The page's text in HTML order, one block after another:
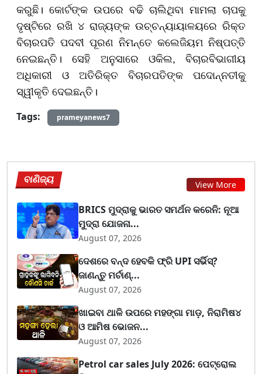
କରୁଛି। କୋର୍ଟଙ୍କ ଉପରେ ବଢି ଚାଲିଥିବା ମାମଲା ଚାପକୁ
ଦୃଷ୍ଟିରେ ରଖି ୪ ରାଜ୍ୟଙ୍କ ଉଚ୍ଚନ୍ୟାୟାଳୟରେ ରିକ୍ତ
ବିଚାରପତି ପଦବୀ ପୂରଣ ନିମନ୍ତେ କଲେଜିୟମ ନିଷ୍ପତ୍ତି
ନେଇଛନ୍ତି। ସେହି ଅନୁସାରେ ଓକିଲ, ବିଚାରବିଭାଗୀୟ
ଅଧିକାରୀ ଓ ଅତିରିକ୍ତ ବିଚାରପତିଙ୍କ ପଦୋନ୍ନତୀକୁ
ସ୍ୱୀକୃତି ଦେଇଛନ୍ତି।
Tags: prameyanews7
ବାଣିଜ୍ୟ View More
BRICS ମୁଦ୍ରାକୁ ଭାରତ ସମର୍ଥନ କରେନି: ନୂଆ
ମୁଦ୍ରା ଯୋଜନା...
August 07, 2026
ଦେଶରେ ବନ୍ଦ ହେବକି ଫ୍ରି UPI ସର୍ଭିସ୍?
ଜାଣନ୍ତୁ ମର୍ଚାଣ୍...
August 07, 2026
ଖାଇବା ଥାଳି ଉପରେ ମହଙ୍ଗା ମାଡ଼, ନିରାମିଷ୪
ଓ ଆମିଷ ଭୋଜନ...
August 07, 2026
Petrol car sales July 2026: ପେଟ୍ରୋଲ